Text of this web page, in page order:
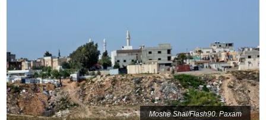
Moshe Shai/Flash90. Рахат